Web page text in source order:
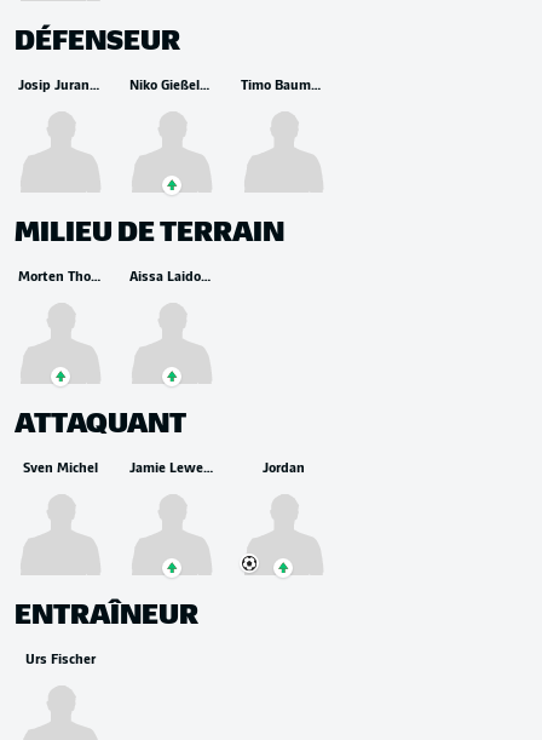
DÉFENSEUR
Josip Juranovic Niko Gießelmann Timo Baumgartl
MILIEU DE TERRAIN
Morten Thorsby Aissa Laidouni
ATTAQUANT
Sven Michel Jamie Leweling Jordan
ENTRAÎNEUR
Urs Fischer